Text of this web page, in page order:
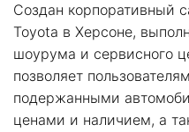
Создан корпоративный
Toyota в Херсоне,
шоурума и сервисного
позволяет
подержанными
ценами и наличием, а